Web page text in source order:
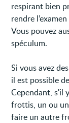
respirant bien
rendre
Vous pouvez
spéculum.
Si vous avez
il est possible
Cependant, s'il
frottis, un ou
faire un autre